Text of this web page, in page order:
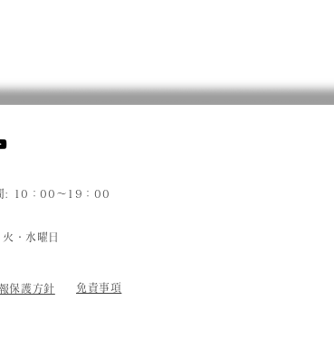
: 10：00～19：00
火・水曜日
保護方針 免責事項